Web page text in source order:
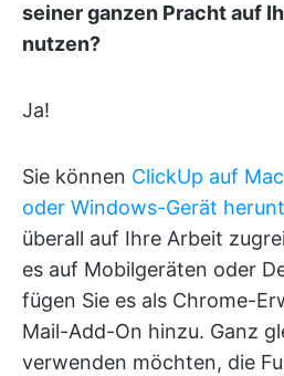
seiner ganzen Pracht auf
nutzen?
Ja!
Sie können ClickUp auf
oder Windows-Gerät
überall auf Ihre Arbeit
es auf Mobilgeräten oder
fügen Sie es als Chrome-
Mail-Add-On hinzu. Ganz
verwenden möchten, die